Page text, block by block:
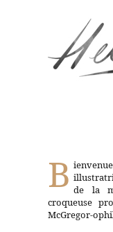
B de la
croqueuse
McGregor-